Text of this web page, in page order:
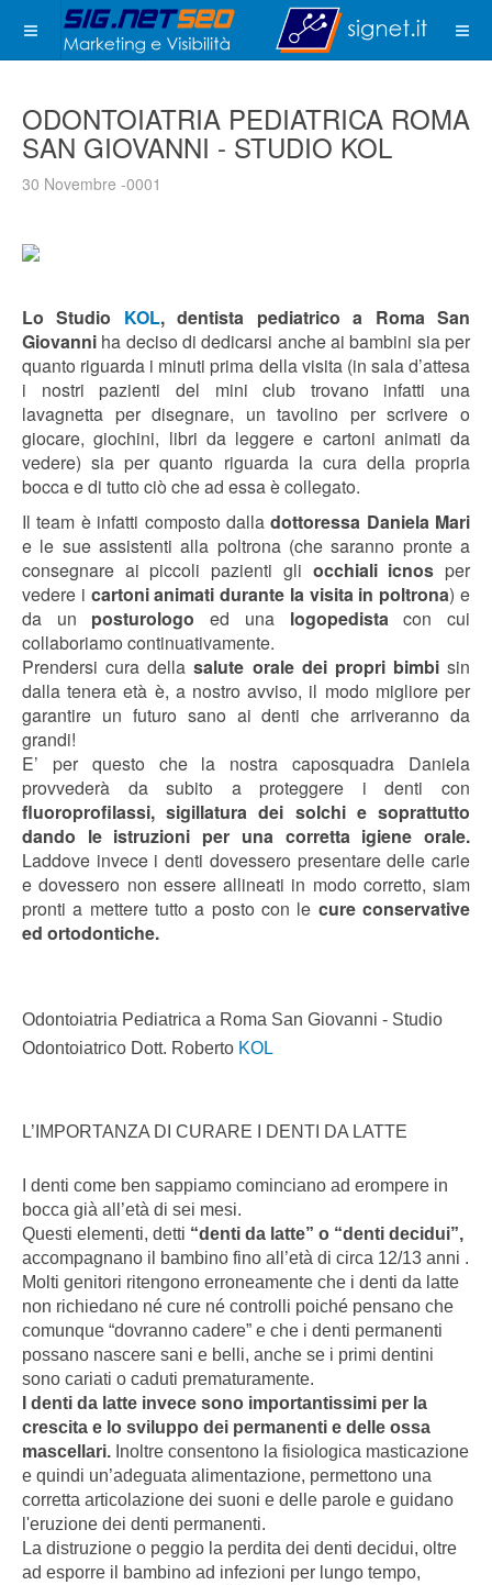
ODONTOIATRIA PEDIATRICA ROMA
SAN GIOVANNI - STUDIO KOL
30 Novembre -0001
Lo Studio KOL, dentista pediatrico a Roma San
Giovanni ha deciso di dedicarsi anche ai bambini sia per
quanto riguarda i minuti prima della visita (in sala d’attesa
i nostri pazienti del mini club trovano infatti una
lavagnetta per disegnare, un tavolino per scrivere o
giocare, giochini, libri da leggere e cartoni animati da
vedere) sia per quanto riguarda la cura della propria
bocca e di tutto ciò che ad essa è collegato.
Il team è infatti composto dalladottoressa Daniela Mari
e le sue assistenti alla poltrona (che saranno pronte a
consegnare ai piccoli pazienti gli occhiali icnos per
vedere i cartoni animati durante la visita in poltrona) e
da un posturologo ed una logopedistacon cui
collaboriamo continuativamente.
Prendersi cura dellasalute orale dei propri bimbisin
dalla tenera età è, a nostro avviso, il modo migliore per
garantire un futuro sano ai denti che arriveranno da
grandi!
E’ per questo che la nostra caposquadra Daniela
provvederà da subito a proteggere i denti con
fluoroprofilassi, sigillatura dei solchi e soprattutto
dando le istruzioni per una corretta igiene orale.
Laddove invece i denti dovessero presentare delle carie
e dovessero non essere allineati in modo corretto, siam
pronti a mettere tutto a posto con le cure conservative
ed ortodontiche.
Odontoiatria Pediatrica a Roma San Giovanni - Studio
Odontoiatrico Dott. Roberto KOL
L’IMPORTANZA DI CURARE I DENTI DA LATTE
I denti come ben sappiamo cominciano ad erompere in
bocca già all’età di sei mesi.
Questi elementi, detti “denti da latte” o “denti decidui”,
accompagnano il bambino fino all’età di circa 12/13 anni .
Molti genitori ritengono erroneamente che i denti da latte
non richiedano né cure né controlli poiché pensano che
comunque “dovranno cadere” e che i denti permanenti
possano nascere sani e belli, anche se i primi dentini
sono cariati o caduti prematuramente.
I denti da latte invece sono importantissimi per la
crescita e lo sviluppo dei permanenti e delle ossa
mascellari. Inoltre consentono la fisiologica masticazione
e quindi un’adeguata alimentazione, permettono una
corretta articolazione dei suoni e delle parole e guidano
l'eruzione dei denti permanenti.
La distruzione o peggio la perdita dei denti decidui, oltre
ad esporre il bambino ad infezioni per lungo tempo,